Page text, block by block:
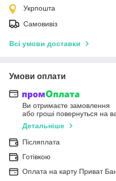
Укрпошта
Самовивіз
Всі умови доставки
Умови оплати
Ви отримаєте замовлення
або гроші повернуться на
Детальніше
Післяплата
Готівкою
Оплата на карту Приват